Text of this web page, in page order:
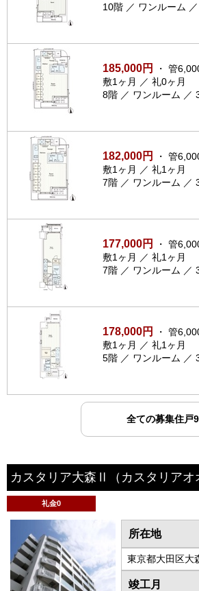
10階 ／ ワンルーム
185,000円
・ 管
敷1ヶ月 ／ 礼0ヶ月
8階 ／ ワンルーム ／
182,000円
・ 管
敷1ヶ月 ／ 礼1ヶ月
7階 ／ ワンルーム ／
177,000円
・ 管
敷1ヶ月 ／ 礼1ヶ月
7階 ／ ワンルーム ／
178,000円
・ 管
敷1ヶ月 ／ 礼1ヶ月
5階 ／ ワンルーム ／
全ての募集住戸
カスタリア大森Ⅱ （カスタリアオ
礼金0
所在地
東京都大田区大
竣工月